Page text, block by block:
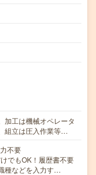
加工は機械オペレータ
組立は圧入作業等…
不要
でもOK！履歴書不要
種などを入力す…